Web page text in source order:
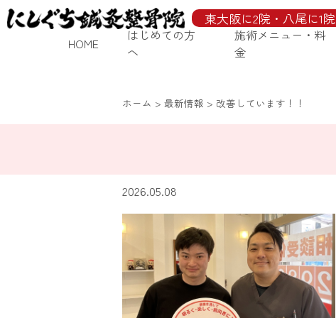
東大阪に2院・八尾に1院
HOME
はじめての方
へ
施術メニュー・料
金
ホーム > 最新情報 > 改善しています！！
2026.05.08